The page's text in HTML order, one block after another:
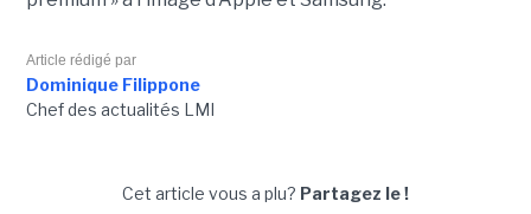
Article rédigé par
Dominique Filippone
Chef des actualités LMI
Cet article vous a plu? Partagez le !